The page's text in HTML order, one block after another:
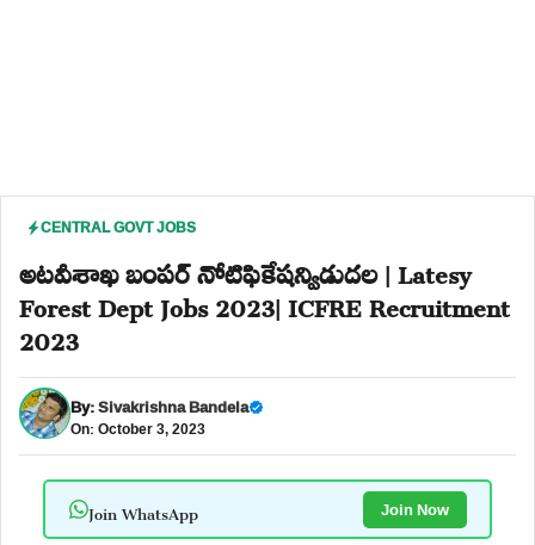
CENTRAL GOVT JOBS
అటవీశాఖ బంపర్ నోటిఫికేషన్విడుదల | Latesy
Forest Dept Jobs 2023| ICFRE Recruitment
2023
By:Sivakrishna Bandela
On: October 3, 2023
Join WhatsApp Join Now